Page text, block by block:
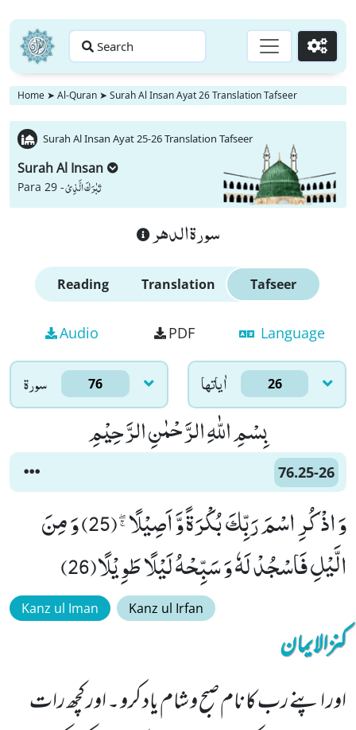
Search Go
Home ➤ Al-Quran ➤ Surah Al Insan Ayat 26 Translation Tafseer
Surah Al Insan Ayat 25-26 Translation Tafseer
Surah Al Insan
Para 29 -تَبٰرَكَ الَّذِیْ
سورة الدهر
Reading Translation Tafseer
Audio PDF Language
سورۃ 76 اٰياتها 26
بِسْمِ اللّٰهِ الرَّحْمٰنِ الرَّحِیْمِ
76.25-26
وَ اذْكُرِ اسْمَ رَبِّكَ بُكْرَةً وَّ اَصِیْلًاﭕ(25) وَ مِنَ
الَّیْلِ فَاسْجُدْ لَهٗ وَ سَبِّحْهُ لَیْلًا طَوِیْلًا(26)
Kanz ul Iman Kanz ul Irfan
کنزالایمان
اور اپنے رب کا نام صبح و شام یاد کرو ۔ اور کچھ رات